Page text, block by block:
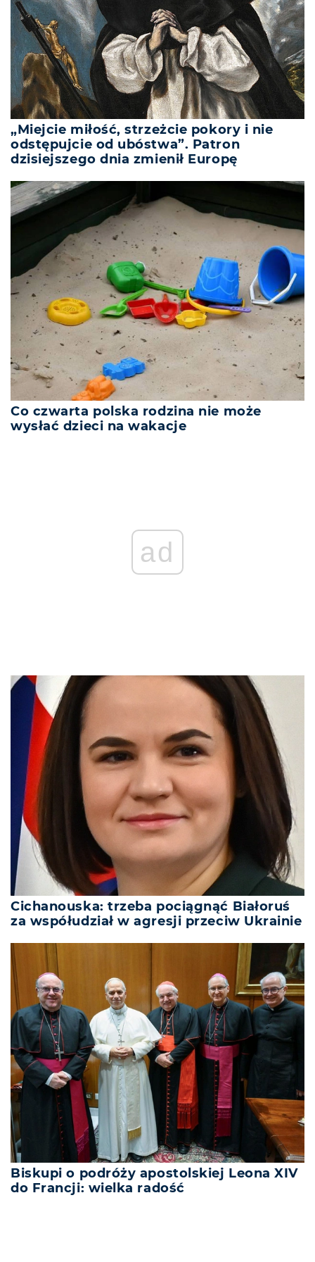
„Miejcie miłość, strzeżcie pokory i nie
odstępujcie od ubóstwa”. Patron
dzisiejszego dnia zmienił Europę
Co czwarta polska rodzina nie może
wysłać dzieci na wakacje
ad
Cichanouska: trzeba pociągnąć Białoruś
za współudział w agresji przeciw Ukrainie
Biskupi o podróży apostolskiej Leona XIV
do Francji: wielka radość